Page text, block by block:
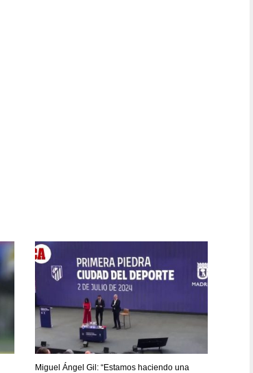
Miguel Ángel Gil: “Estamos haciendo una